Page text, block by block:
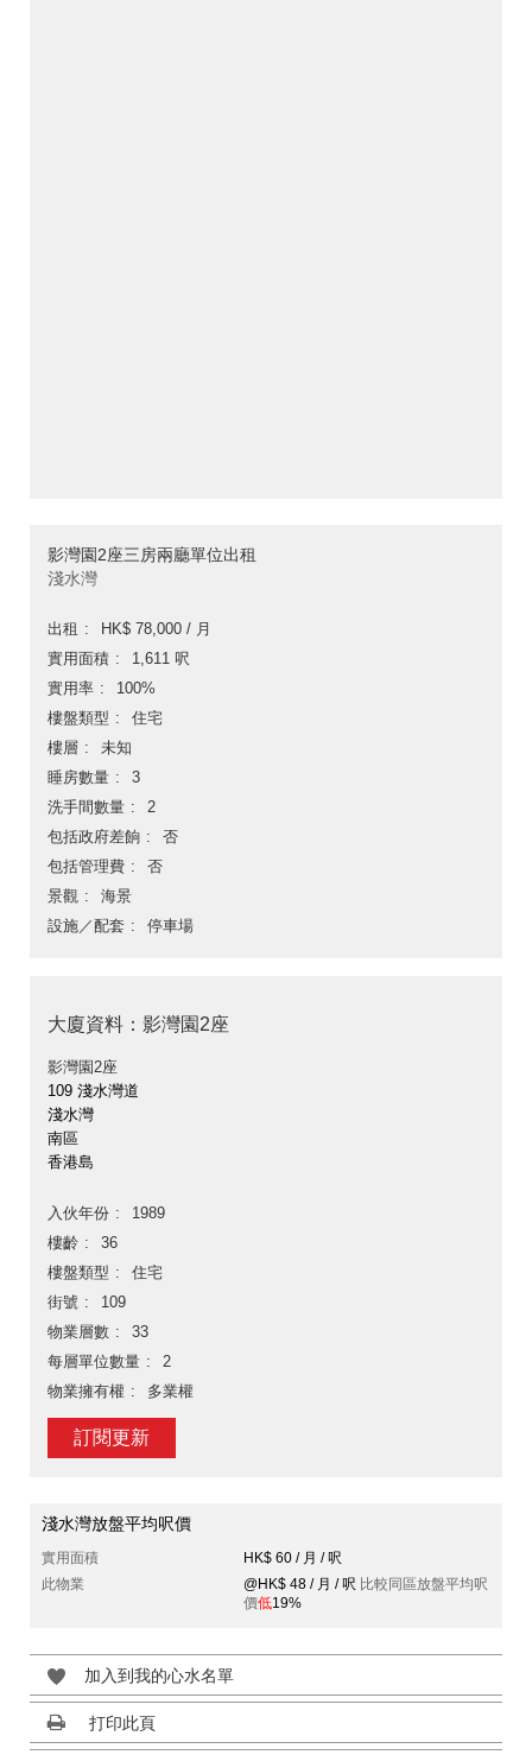
影灣園2座三房兩廳單位出租
淺水灣
出租
HK$ 78,000 / 月
實用面積
1,611 呎
實用率
100%
樓盤類型
住宅
樓層
未知
睡房數量
3
洗手間數量
2
包括政府差餉
否
包括管理費
否
景觀
海景
設施／配套
停車場
大廈資料：影灣園2座
影灣園2座
109 淺水灣道
淺水灣
南區
香港島
入伙年份
1989
樓齡
36
樓盤類型
住宅
街號
109
物業層數
33
每層單位數量
2
物業擁有權
多業權
訂閱更新
淺水灣放盤平均呎價
實用面積
HK$ 60 / 月 / 呎
此物業
@HK$ 48 / 月 / 呎 比較同區放盤平均呎
價低19%
加入到我的心水名單
打印此頁